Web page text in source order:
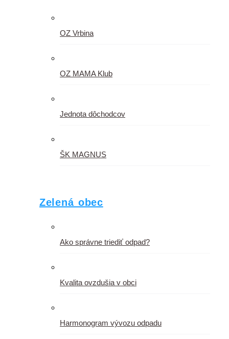
OZ Vrbina
OZ MAMA Klub
Jednota dôchodcov
ŠK MAGNUS
Zelená obec
Ako správne triediť odpad?
Kvalita ovzdušia v obci
Harmonogram vývozu odpadu